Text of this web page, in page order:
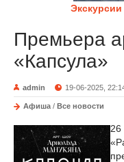
Премьера
«Капсула»
admin 19-06-2025,
Афиша / Все новости
26